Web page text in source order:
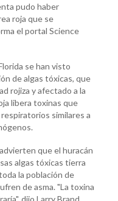
pudo haber
roja que se
el portal Science
se han visto
de algas tóxicas, que
rojiza y afectado a la
libera toxinas que
similares a
que el huracán
algas tóxicas tierra
la población de
de asma. "La toxina
dijo Larry Brand,